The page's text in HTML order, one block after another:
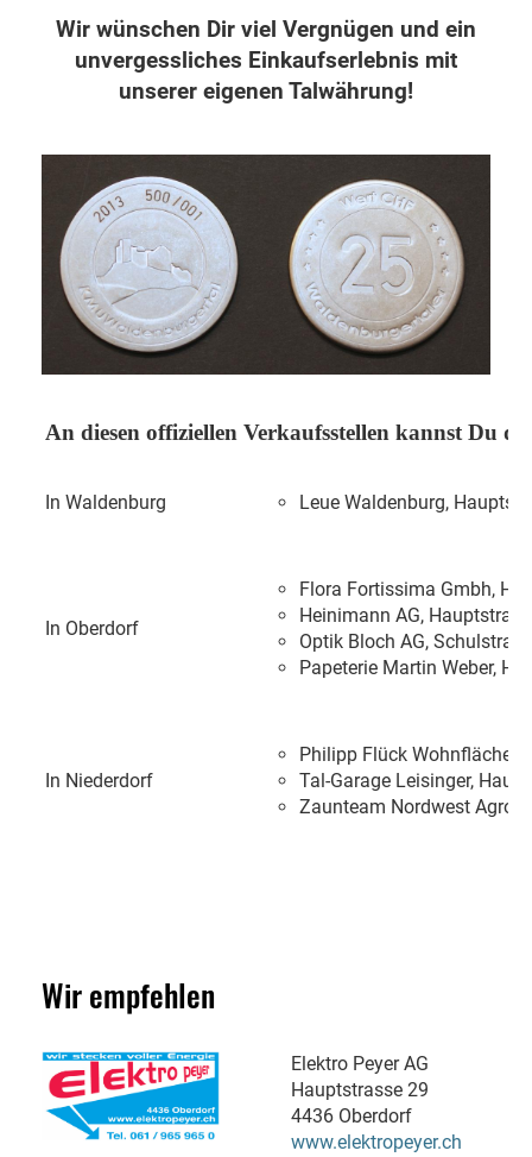
Wir wünschen Dir viel Vergnügen und ein
unvergessliches Einkaufserlebnis mit
unserer eigenen Talwährung!
An diesen offiziellen Verkaufsstellen kannst Du
In Waldenburg Leue Waldenburg,
In Oberdorf
Flora Fortissima Gmbh,
Heinimann AG,
Optik Bloch AG,
Papeterie Martin Weber,
In Niederdorf
Philipp Flück
Tal-Garage Leisinger,
Zaunteam Nordwest Agro
Wir empfehlen
Elektro Peyer AG
Hauptstrasse 29
4436 Oberdorf
www.elektropeyer.ch